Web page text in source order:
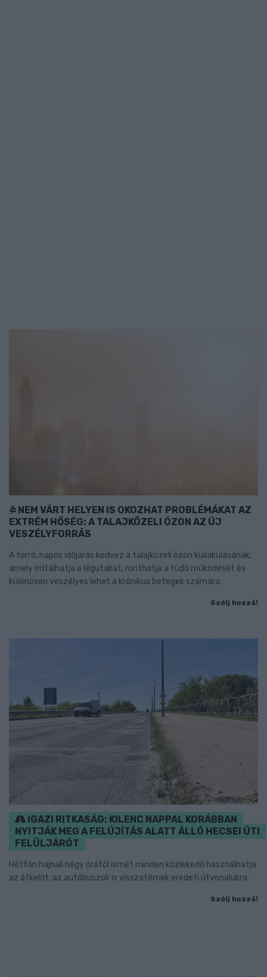
NEM VÁRT HELYEN IS OKOZHAT PROBLÉMÁKAT AZ
EXTRÉM HŐSÉG: A TALAJKÖZELI ÓZON AZ ÚJ
VESZÉLYFORRÁS
A forró, napos időjárás kedvez a talajközeli ózon kialakulásának,
amely irritálhatja a légutakat, ronthatja a tüdő működését és
különösen veszélyes lehet a krónikus betegek számára.
Szólj hozzá!
IGAZI RITKASÁG: KILENC NAPPAL KORÁBBAN
NYITJÁK MEG A FELÚJÍTÁS ALATT ÁLLÓ HECSEI ÚTI
FELÜLJÁRÓT
Hétfőn hajnali négy órától ismét minden közlekedő használhatja
az átkelőt, az autóbuszok is visszatérnek eredeti útvonalukra.
Szólj hozzá!